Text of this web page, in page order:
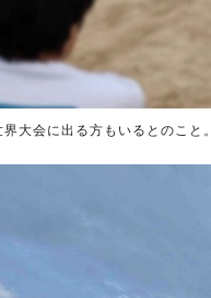
大会に出る方もいるとのこと。